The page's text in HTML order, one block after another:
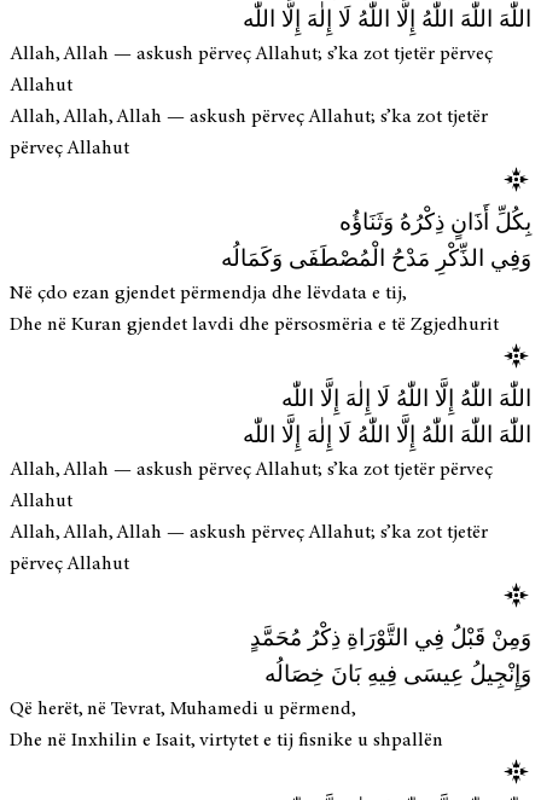
اللّٰهَ اللّٰهَ اللّٰهُ إِلَّا اللّٰهُ لَا إِلٰهَ إِلَّا اللّٰه
Allah, Allah — askush përveç Allahut; s’ka zot tjetër përveç
Allahut
Allah, Allah, Allah — askush përveç Allahut; s’ka zot tjetër
përveç Allahut
بِكُلِّ أَذَانٍ ذِكْرُهُ وَثَنَاؤُه
وَفِي الذِّكْرِ مَدْحُ الْمُصْطَفَى وَكَمَالُه
Në çdo ezan gjendet përmendja dhe lëvdata e tij,
Dhe në Kuran gjendet lavdi dhe përsosmëria e të Zgjedhurit
اللّٰهَ اللّٰهُ إِلَّا اللّٰهُ لَا إِلٰهَ إِلَّا اللّٰه
اللّٰهَ اللّٰهَ اللّٰهُ إِلَّا اللّٰهُ لَا إِلٰهَ إِلَّا اللّٰه
Allah, Allah — askush përveç Allahut; s’ka zot tjetër përveç
Allahut
Allah, Allah, Allah — askush përveç Allahut; s’ka zot tjetër
përveç Allahut
وَمِنْ قَبْلُ فِي التَّوْرَاةِ ذِكْرُ مُحَمَّدٍ
وَإِنْجِيلُ عِيسَى فِيهِ بَانَ خِصَالُه
Që herët, në Tevrat, Muhamedi u përmend,
Dhe në Inxhilin e Isait, virtytet e tij fisnike u shpallën